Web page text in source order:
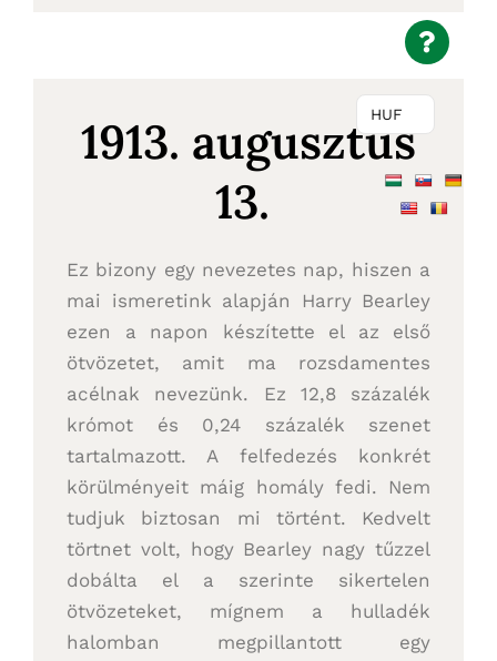
1913. augusztus
13.
Ez bizony egy nevezetes nap, hiszen a
mai ismeretink alapján Harry Bearley
ezen a napon készítette el az első
ötvözetet, amit ma rozsdamentes
acélnak nevezünk. Ez 12,8 százalék
krómot és 0,24 százalék szenet
tartalmazott. A felfedezés konkrét
körülményeit máig homály fedi. Nem
tudjuk biztosan mi történt. Kedvelt
törtnet volt, hogy Bearley nagy tűzzel
dobálta el a szerinte sikertelen
ötvözeteket, mígnem a hulladék
halomban megpillantott egy
HUF